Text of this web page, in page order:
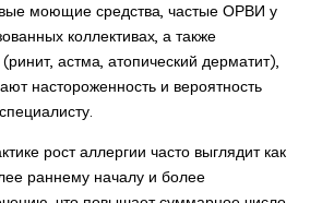
моющие средства, частые ОРВИ у
коллективах, а также
астма, атопический дерматит),
настороженность и вероятность
рост аллергии часто выглядит как
раннему началу и более